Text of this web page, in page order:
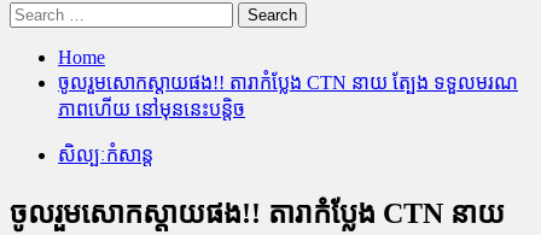
Search
for:
Home
ចូលរួមសោកស្តាយផង!! តារាកំប្លែង CTN នាយ ត្បែង ទទួលមរណ
ភាពហើយ នៅមុននេះបន្តិច
សិល្បៈកំសាន្ត
ចូលរួមសោកស្តាយផង!! តារាកំប្លែង CTN នាយ